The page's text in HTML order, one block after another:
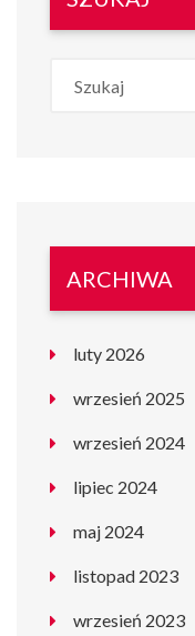
ARCHIWA
luty 2026
wrzesień 2025
wrzesień 2024
lipiec 2024
maj 2024
listopad 2023
wrzesień 2023